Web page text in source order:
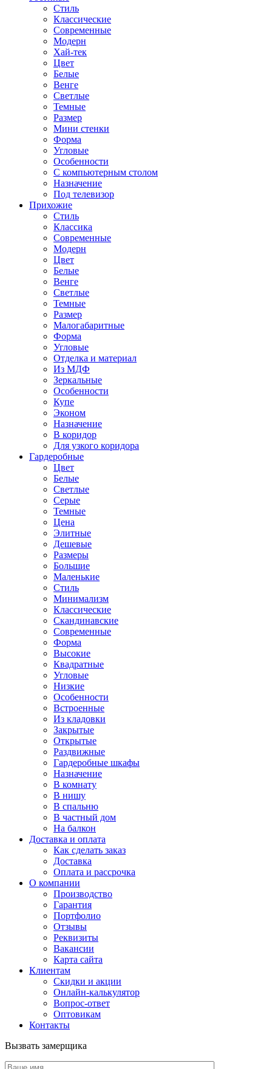
Стиль
Классические
Современные
Модерн
Хай-тек
Цвет
Белые
Венге
Светлые
Темные
Размер
Мини стенки
Форма
Угловые
Особенности
С компьютерным столом
Назначение
Под телевизор
Прихожие
Стиль
Классика
Современные
Модерн
Цвет
Белые
Венге
Светлые
Темные
Размер
Малогабаритные
Форма
Угловые
Отделка и материал
Из МДФ
Зеркальные
Особенности
Купе
Эконом
Назначение
В коридор
Для узкого коридора
Гардеробные
Цвет
Белые
Светлые
Серые
Темные
Цена
Элитные
Дешевые
Размеры
Большие
Маленькие
Стиль
Минимализм
Классические
Скандинавские
Современные
Форма
Высокие
Квадратные
Угловые
Низкие
Особенности
Встроенные
Из кладовки
Закрытые
Открытые
Раздвижные
Гардеробные шкафы
Назначение
В комнату
В нишу
В спальню
В частный дом
На балкон
Доставка и оплата
Как сделать заказ
Доставка
Оплата и рассрочка
О компании
Производство
Гарантия
Портфолио
Отзывы
Реквизиты
Вакансии
Карта сайта
Клиентам
Скидки и акции
Онлайн-калькулятор
Вопрос-ответ
Оптовикам
Контакты
Вызвать замерщика